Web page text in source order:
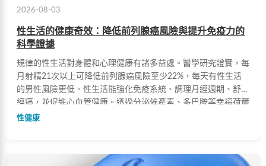
2026-08-03
性生活的健康奇效：降低前列腺癌風險與提升免疫力的
科學證據
規律的性生活對身體和心理健康有諸多益處。醫學研究證實，每
月射精21次以上可降低前列腺癌風險至少22%，每天有性生活
的男性風險更低。性生活能強化免疫系統、調理月經週期、舒緩
經痛，並促進心血管健康。透過分泌催產素、多巴胺等幸福荷爾
蒙，全面提升生活幸福感。
性健康